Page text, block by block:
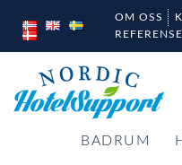
OM OSS
BADRUM